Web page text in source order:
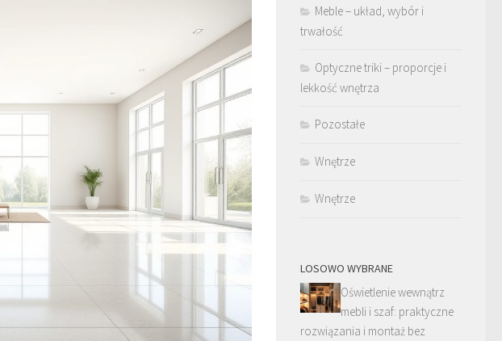
Meble – układ, wybór i
trwałość
Optyczne triki – proporcje i
lekkość wnętrza
Pozostałe
Wnętrze
Wnętrze
LOSOWO WYBRANE
Oświetlenie wewnątrz
mebli i szaf: praktyczne
rozwiązania i montaż bez